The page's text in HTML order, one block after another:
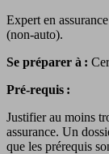
Expert en
(non-auto).
Se préparer à :
Pré-requis :
Justifier au moins
assurance. Un
que les prérequis